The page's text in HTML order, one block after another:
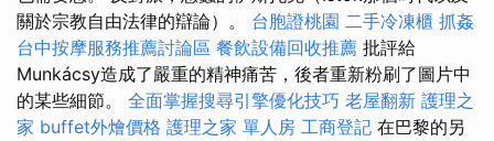
關於宗教自由法律的辯論）。 台胞證桃園 二手冷凍櫃 抓姦
台中按摩服務推薦討論區 餐飲設備回收推薦 批評給
Munkácsy造成了嚴重的精神痛苦，後者重新粉刷了圖片中
的某些細節。 全面掌握搜尋引擎優化技巧 老屋翻新 護理之
家 buffet外燴價格 護理之家 單人房 工商登記 在巴黎的另